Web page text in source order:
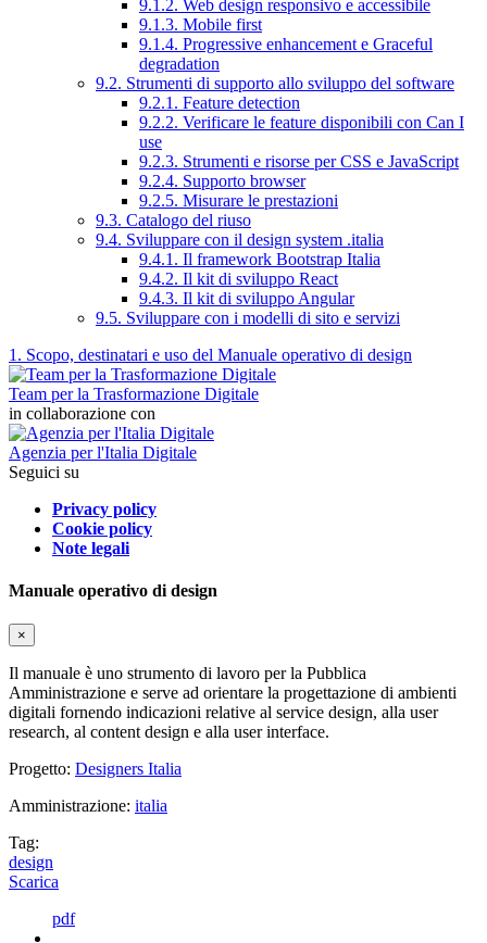
9.1.2. Web design responsivo e accessibile
9.1.3. Mobile first
9.1.4. Progressive enhancement e Graceful
degradation
9.2. Strumenti di supporto allo sviluppo del software
9.2.1. Feature detection
9.2.2. Verificare le feature disponibili con Can I
use
9.2.3. Strumenti e risorse per CSS e JavaScript
9.2.4. Supporto browser
9.2.5. Misurare le prestazioni
9.3. Catalogo del riuso
9.4. Sviluppare con il design system .italia
9.4.1. Il framework Bootstrap Italia
9.4.2. Il kit di sviluppo React
9.4.3. Il kit di sviluppo Angular
9.5. Sviluppare con i modelli di sito e servizi
1. Scopo, destinatari e uso del Manuale operativo di design
Team per la Trasformazione Digitale
in collaborazione con
Agenzia per l'Italia Digitale
Seguici su
Privacy policy
Cookie policy
Note legali
Manuale operativo di design
×
Il manuale è uno strumento di lavoro per la Pubblica
Amministrazione e serve ad orientare la progettazione di ambienti
digitali fornendo indicazioni relative al service design, alla user
research, al content design e alla user interface.
Progetto: Designers Italia
Amministrazione: italia
Tag:
design
Scarica
pdf